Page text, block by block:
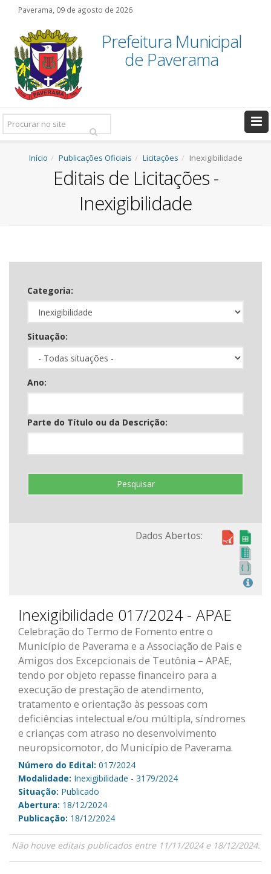
Paverama, 09 de agosto de 2026
Prefeitura Municipal
de Paverama
Pesquisar:
Início Publicações Oficiais Licitações Inexigibilidade
Editais de Licitações -
Inexigibilidade
Categoria:
Situação:
Ano:
Parte do Título ou da Descrição:
Pesquisar
Dados Abertos:
Inexigibilidade 017/2024 - APAE
Celebração do Termo de Fomento entre o
Município de Paverama e a Associação de Pais e
Amigos dos Excepcionais de Teutônia – APAE,
tendo por objeto repasse financeiro para a
execução de prestação de atendimento,
tratamento e orientação às pessoas com
deficiências intelectual e/ou múltipla, síndromes
e crianças com atraso no desenvolvimento
neuropsicomotor, do Município de Paverama.
Número do Edital: 017/2024
Modalidade: Inexigibilidade - 3179/2024
Situação: Publicado
Abertura: 18/12/2024
Publicação: 18/12/2024
Não houve editais publicados entre 11/11/2024 e 18/12/2024.